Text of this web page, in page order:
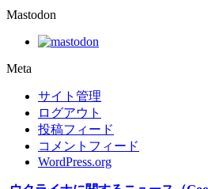
Feed
Mastodon
Meta
サイト管理
ログアウト
投稿フィード
コメントフィード
WordPress.org